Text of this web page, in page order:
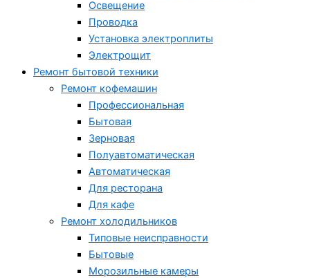
Освещение
Проводка
Установка электроплиты
Электрощит
Ремонт бытовой техники
Ремонт кофемашин
Профессиональная
Бытовая
Зерновая
Полуавтоматическая
Автоматическая
Для ресторана
Для кафе
Ремонт холодильников
Типовые неисправности
Бытовые
Морозильные камеры